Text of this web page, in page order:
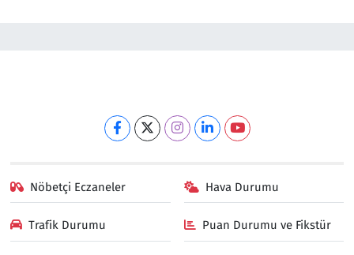
Nöbetçi Eczaneler Hava Durumu
Trafik Durumu Puan Durumu ve Fikstür